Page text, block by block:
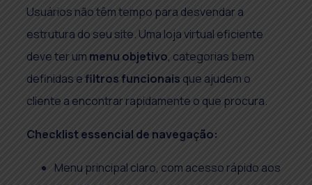
Usuários não têm tempo para desvendar a
estrutura do seu site. Uma loja virtual eficiente
deve ter um menu objetivo, categorias bem
definidas efiltros funcionais que ajudem o
cliente a encontrar rapidamente o que procura.
Checklist essencial de navegação:
Menu principal claro, com acesso rápido aos